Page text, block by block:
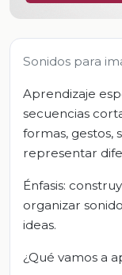
Sonidos para
Aprendizaje
secuencias
formas, gestos,
representar
Énfasis:
organizar
ideas.
¿Qué vamos a